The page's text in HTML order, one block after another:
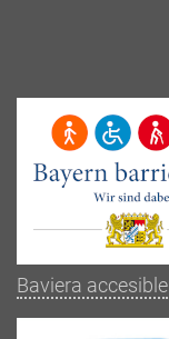
Baviera accesible